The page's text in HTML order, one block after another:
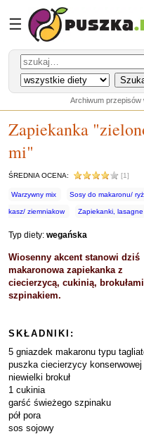
☰
Archiwum przepisów
Zapiekanka
mi"
ŚREDNIA OCENA: [1]
Warzywny mix Sosy do makaronu/
kasz/ ziemniakow Zapiekanki, lasagne
Typ diety: wegańska
Wiosenny akcent stanowi dziś
makaronowa zapiekanka z
ciecierzycą, cukinią,
szpinakiem.
SKŁADNIKI:
5 gniazdek makaronu typu
puszka ciecierzycy konserwowej
niewielki brokuł
1 cukinia
garść świeżego szpinaku
pół pora
sos sojowy